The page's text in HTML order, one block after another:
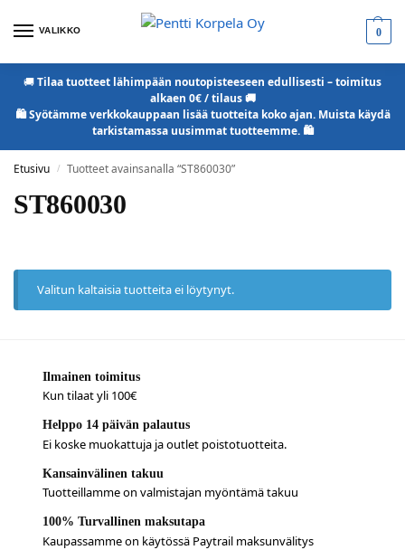
VALIKKO 0
🚚Tilaa tuotteet lähimpään noutopisteeseen edullisesti – toimitus
alkaen 0€ / tilaus 🚚
🛍️ Syötämme verkkokauppaan lisää tuotteita koko ajan. Muista käydä
tarkistamassa uusimmat tuotteemme. 🛍️
Etusivu / Tuotteet avainsanalla “ST860030”
ST860030
Valitun kaltaisia tuotteita ei löytynyt.
Ilmainen toimitus
Kun tilaat yli 100€
Helppo 14 päivän palautus
Ei koske muokattuja ja outlet poistotuotteita.
Kansainvälinen takuu
Tuotteillamme on valmistajan myöntämä takuu
100% Turvallinen maksutapa
Kaupassamme on käytössä Paytrail maksunvälitys